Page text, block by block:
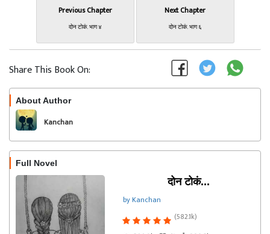
Previous Chapter
दोन टोकं. भाग ४
Next Chapter
दोन टोकं. भाग ६
Share This Book On:
About Author
Kanchan
Full Novel
दोन टोकं...
by Kanchan
(582.1k)